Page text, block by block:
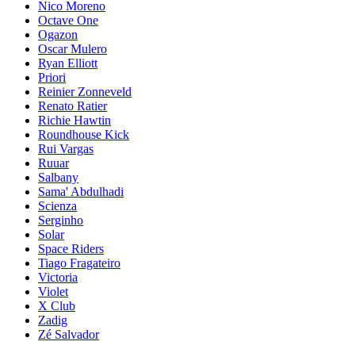
Nico Moreno
Octave One
Ogazon
Oscar Mulero
Ryan Elliott
Priori
Reinier Zonneveld
Renato Ratier
Richie Hawtin
Roundhouse Kick
Rui Vargas
Ruuar
Salbany
Sama' Abdulhadi
Scienza
Serginho
Solar
Space Riders
Tiago Fragateiro
Victoria
Violet
X Club
Zadig
Zé Salvador